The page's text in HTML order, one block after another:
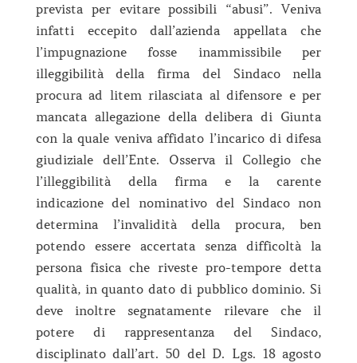
prevista per evitare possibili “abusi”. Veniva
infatti eccepito dall’azienda appellata che
l’impugnazione fosse inammissibile per
illeggibilità della firma del Sindaco nella
procura ad litem rilasciata al difensore e per
mancata allegazione della delibera di Giunta
con la quale veniva affidato l’incarico di difesa
giudiziale dell’Ente. Osserva il Collegio che
l’illeggibilità della firma e la carente
indicazione del nominativo del Sindaco non
determina l’invalidità della procura, ben
potendo essere accertata senza difficoltà la
persona fisica che riveste pro-tempore detta
qualità, in quanto dato di pubblico dominio. Si
deve inoltre segnatamente rilevare che il
potere di rappresentanza del Sindaco,
disciplinato dall’art. 50 del D. Lgs. 18 agosto